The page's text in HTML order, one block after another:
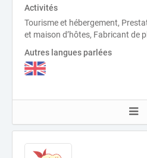
Activités
Tourisme et hébergement,
et maison d’hôtes, Fabricant de
Autres langues parlées